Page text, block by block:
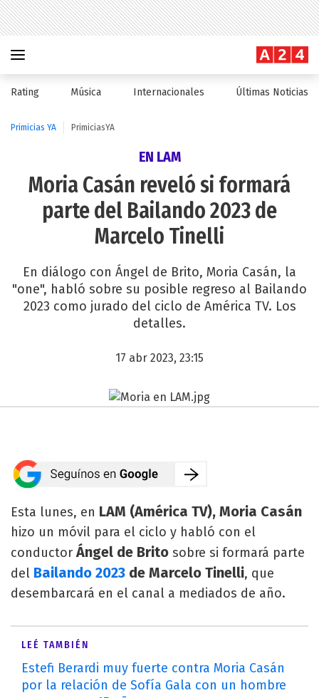
Rating Música Internacionales Últimas Noticias
Primicias YA PrimiciasYA
EN LAM
Moria Casán reveló si formará
parte del Bailando 2023 de
Marcelo Tinelli
En diálogo con Ángel de Brito, Moria Casán, la
"one", habló sobre su posible regreso al Bailando
2023 como jurado del ciclo de América TV. Los
detalles.
17 abr 2023, 23:15
Esta lunes, en LAM (América TV), Moria Casán
hizo un móvil para el ciclo y habló con el
conductorÁngel de Brito sobre si formará parte
del Bailando 2023 de Marcelo Tinelli, que
desembarcará en el canal a mediados de año.
LEÉ TAMBIÉN
Estefi Berardi muy fuerte contra Moria Casán
por la relación de Sofía Gala con un hombre